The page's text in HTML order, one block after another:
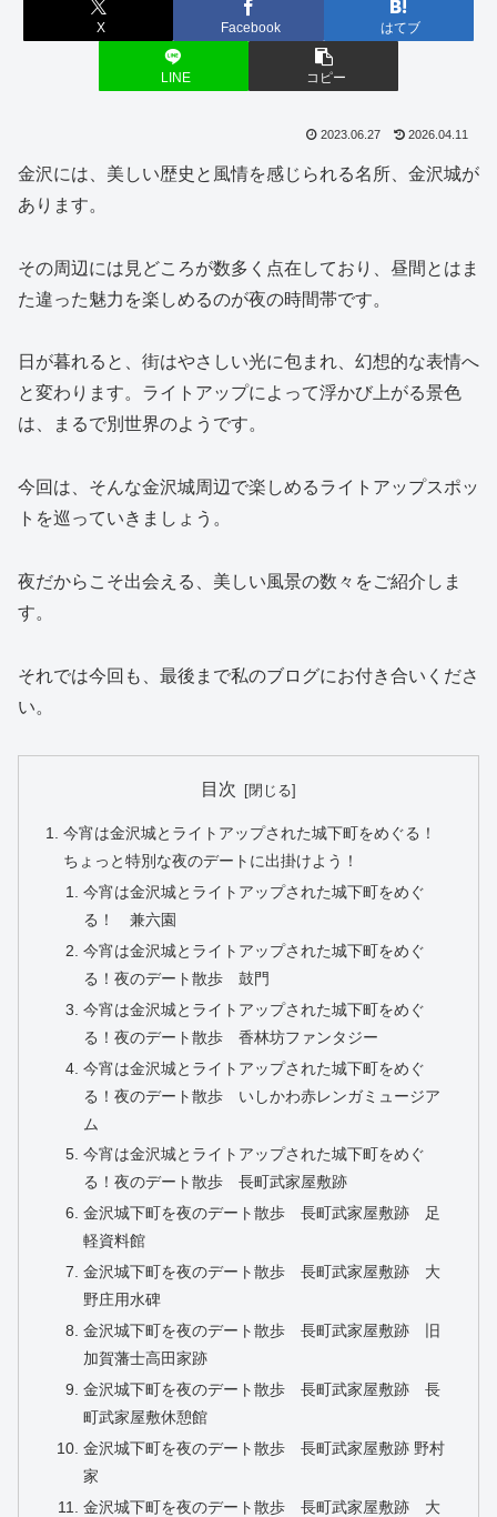
X Facebook はてブ
LINE コピー
2023.06.27 2026.04.11
金沢には、美しい歴史と風情を感じられる名所、金沢城が
あります。
その周辺には見どころが数多く点在しており、昼間とはま
た違った魅力を楽しめるのが夜の時間帯です。
日が暮れると、街はやさしい光に包まれ、幻想的な表情へ
と変わります。ライトアップによって浮かび上がる景色
は、まるで別世界のようです。
今回は、そんな金沢城周辺で楽しめるライトアップスポッ
トを巡っていきましょう。
夜だからこそ出会える、美しい風景の数々をご紹介しま
す。
それでは今回も、最後まで私のブログにお付き合いくださ
い。
目次
今宵は金沢城とライトアップされた城下町をめぐる！
ちょっと特別な夜のデートに出掛けよう！
今宵は金沢城とライトアップされた城下町をめぐ
る！ 兼六園
今宵は金沢城とライトアップされた城下町をめぐ
る！夜のデート散歩 鼓門
今宵は金沢城とライトアップされた城下町をめぐ
る！夜のデート散歩 香林坊ファンタジー
今宵は金沢城とライトアップされた城下町をめぐ
る！夜のデート散歩 いしかわ赤レンガミュージア
ム
今宵は金沢城とライトアップされた城下町をめぐ
る！夜のデート散歩 長町武家屋敷跡
金沢城下町を夜のデート散歩 長町武家屋敷跡 足
軽資料館
金沢城下町を夜のデート散歩 長町武家屋敷跡 大
野庄用水碑
金沢城下町を夜のデート散歩 長町武家屋敷跡 旧
加賀藩士高田家跡
金沢城下町を夜のデート散歩 長町武家屋敷跡 長
町武家屋敷休憩館
金沢城下町を夜のデート散歩 長町武家屋敷跡 野村
家
金沢城下町を夜のデート散歩 長町武家屋敷跡 大